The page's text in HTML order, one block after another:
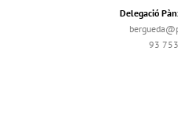
Delegació
93